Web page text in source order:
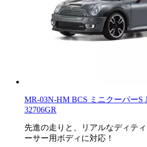
MR-03N-HM BCS ミニクーパーS
32706GR
先進の走りと、リアルなディテ
ーサー用ボディに対応！